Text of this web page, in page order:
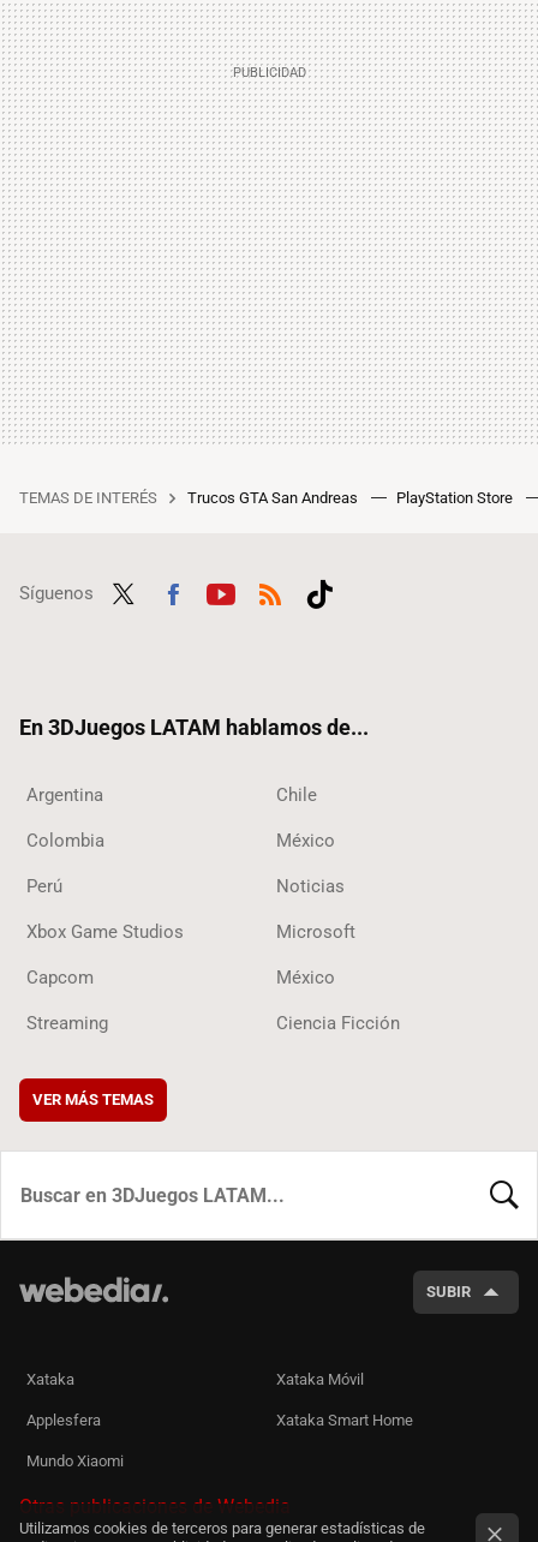
TEMAS DE INTERÉS Trucos GTA San Andreas PlayStation Store
Síguenos
En 3DJuegos LATAM hablamos de...
Argentina Chile
Colombia México
Perú Noticias
Xbox Game Studios Microsoft
Capcom México
Streaming Ciencia Ficción
VER MÁS TEMAS
SUBIR
Xataka Xataka Móvil
Applesfera Xataka Smart Home
Mundo Xiaomi
Otras publicaciones de Webedia
Utilizamos cookies de terceros para generar estadísticas de